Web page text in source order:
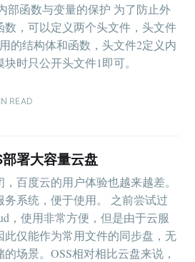
部函数与变量的保护 为了防止外
数，可以定义两个头文件，头文件
的结构体和函数，头文件2定义内
时只公开头文件1即可。
READ
署大容量云盘
百度云的用户体验也越来越差。
务系统，便于使用。 之前尝试过
，使用非常方便，但是由于云服
此仅能作为常用文件的同步盘，无
场景。OSS相对相比云盘来说，